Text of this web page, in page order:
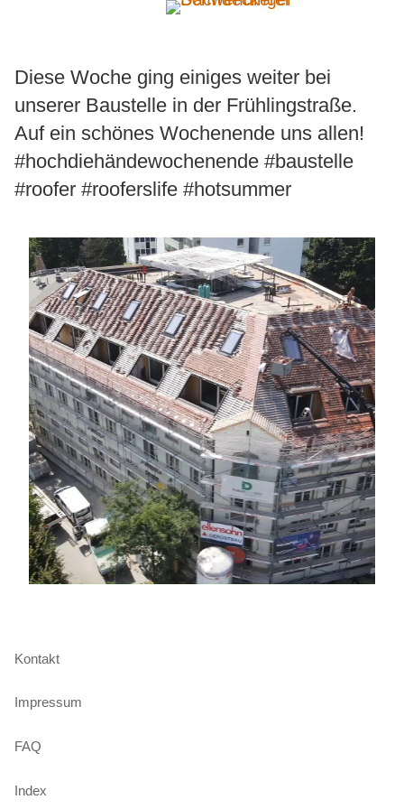
Wir
Angebot
Referenzen
FAQ
Index A-Z
Musterprojekt
Kundenstimmen
Stellenbewerbung
Diese Woche ging einiges weiter bei
unserer Baustelle in der Frühlingstraße.
Auf ein schönes Wochenende uns allen!
#hochdiehändewochenende #baustelle
#roofer #rooferslife #hotsummer
Kontakt
Impressum
FAQ
Index